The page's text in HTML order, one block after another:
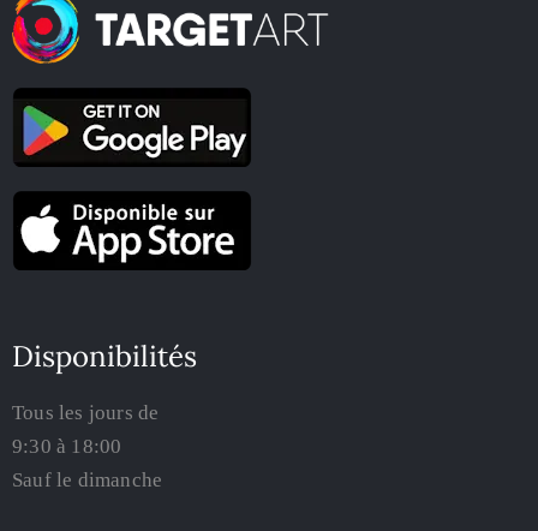
Disponibilités
Tous les jours de
9:30 à 18:00
Sauf le dimanche